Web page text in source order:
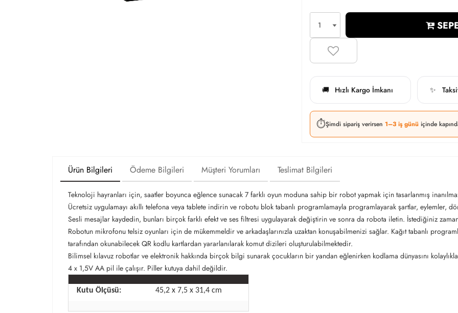
🚚 Hızlı Kargo İmkanı ✨
⏱️Şimdi sipariş verirsen 1–3 iş günü içinde
Ürün Bilgileri Ödeme Bilgileri Müşteri Yorumları Teslimat Bilgileri
Teknoloji hayranları için, saatler boyunca eğlence sunacak 7 farklı oyun moduna sahip bir robot yapmak için tasarlanmış
Ücretsiz uygulamayı akıllı telefona veya tablete indirin ve robotu blok tabanlı programlamayla programlayarak şartlar, eylemler,
Sesli mesajlar kaydedin, bunları birçok farklı efekt ve ses filtresi uygulayarak değiştirin ve sonra da robota iletin. İstediğiniz
Robotun mikrofonu telsiz oyunları için de mükemmeldir ve arkadaşlarınızla uzaktan konuşabilmenizi sağlar. Kağıt tabanlı
tarafından okunabilecek QR kodlu kartlardan yararlanılarak komut dizileri oluşturulabilmektedir.
Bilimsel kılavuz robotlar ve elektronik hakkında birçok bilgi sunarak çocukların bir yandan eğlenirken kodlama dünyasını
4 x 1,5V AA pil ile çalışır. Piller kutuya dahil değildir.
Kutu Ölçüsü: 45,2 x 7,5 x 31,4 cm